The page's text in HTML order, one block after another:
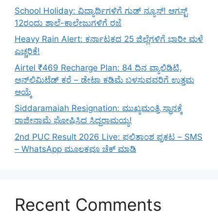
School Holiday: ವಿದ್ಯಾರ್ಥಿಗಳಿಗೆ ಗುಡ್ ನ್ಯೂಸ್! ಆಗಸ್ಟ್
12ರಂದು ಶಾಲೆ-ಕಾಲೇಜುಗಳಿಗೆ ರಜೆ
Heavy Rain Alert: ಕರ್ನಾಟಕದ 25 ಜಿಲ್ಲೆಗಳಿಗೆ ಭಾರೀ ಮಳೆ
ಎಚ್ಚರಿಕೆ!
Airtel ₹469 Recharge Plan: 84 ದಿನ ವ್ಯಾಲಿಡಿಟಿ,
ಅನ್‌ಲಿಮಿಟೆಡ್ ಕರೆ – ಡೇಟಾ ಕಡಿಮೆ ಬಳಸುವವರಿಗೆ ಉತ್ತಮ
ಆಯ್ಕೆ
Siddaramaiah Resignation: ಮುಖ್ಯಮಂತ್ರಿ ಸ್ಥಾನಕ್ಕೆ
ರಾಜೀನಾಮೆ ಘೋಷಿಸಿದ ಸಿದ್ದರಾಮಯ್ಯ!
2nd PUC Result 2026 Live: ಫಲಿತಾಂಶ ಪ್ರಕಟ – SMS
– WhatsApp ಮೂಲಕವೂ ಚೆಕ್ ಮಾಡಿ
Recent Comments